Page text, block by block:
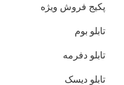
پکیج فروش ویژه
تابلو بوم
تابلو دفرمه
تابلو دیسک